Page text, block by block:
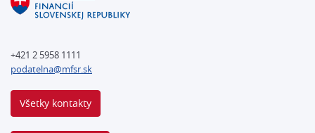
+421 2 5958 1111
podatelna@mfsr.sk
Všetky kontakty